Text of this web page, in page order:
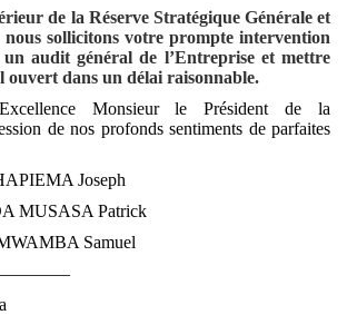
de la Réserve Stratégique Générale et
sollicitons votre prompte intervention
audit général de l’Entreprise et mettre
ouvert dans un délai raisonnable.
Monsieur le Président de la
de nos profonds sentiments de parfaites
Joseph
MUSASA Patrick
Samuel